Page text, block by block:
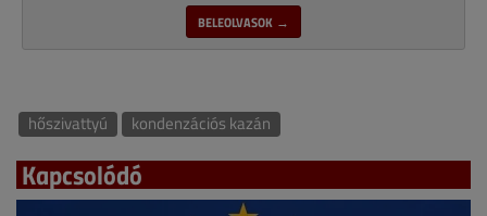
BELEOLVASOK →
hőszivattyú kondenzációs kazán
Kapcsolódó